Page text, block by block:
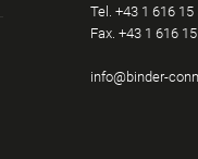
Tel. +43 1 616 15
Fax. +43 1 616
info@binder-